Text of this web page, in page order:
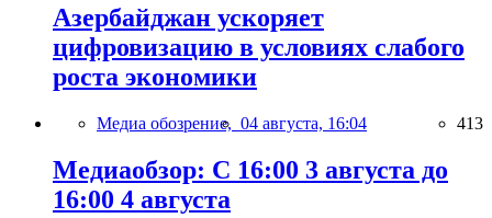
Азербайджан ускоряет
цифровизацию в условиях слабого
роста экономики
Медиа обозрение, 04 августа, 16:04 413
Медиаобзор: С 16:00 3 августа до
16:00 4 августа